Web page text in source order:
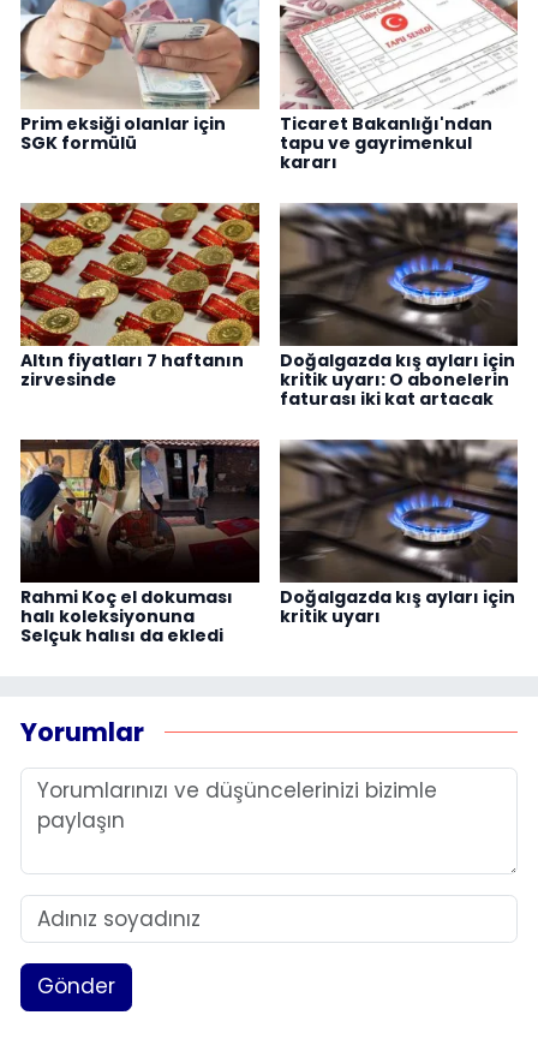
Prim eksiği olanlar için
SGK formülü
Ticaret Bakanlığı'ndan
tapu ve gayrimenkul
kararı
Altın fiyatları 7 haftanın
zirvesinde
Doğalgazda kış ayları için
kritik uyarı: O abonelerin
faturası iki kat artacak
Rahmi Koç el dokuması
halı koleksiyonuna
Selçuk halısı da ekledi
Doğalgazda kış ayları için
kritik uyarı
Yorumlar
Gönder